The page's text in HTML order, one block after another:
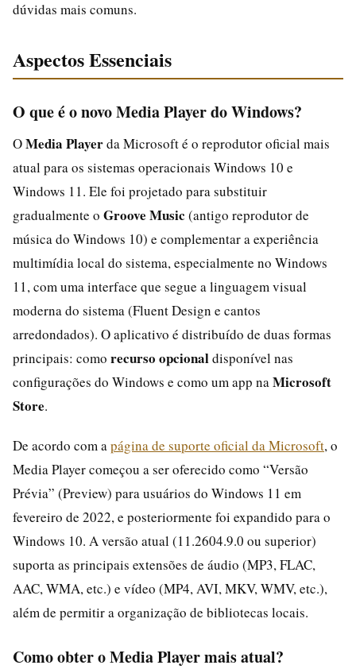
dúvidas mais comuns.
Aspectos Essenciais
O que é o novo Media Player do Windows?
OMedia Playerda Microsoft é o reprodutor oficial mais
atual para os sistemas operacionais Windows 10 e
Windows 11. Ele foi projetado para substituir
gradualmente o Groove Music (antigo reprodutor de
música do Windows 10) e complementar a experiência
multimídia local do sistema, especialmente no Windows
11, com uma interface que segue a linguagem visual
moderna do sistema (Fluent Design e cantos
arredondados). O aplicativo é distribuído de duas formas
principais: como recurso opcionaldisponível nas
configurações do Windows e como um app na Microsoft
Store.
De acordo com a página de suporte oficial da Microsoft, o
Media Player começou a ser oferecido como “Versão
Prévia” (Preview) para usuários do Windows 11 em
fevereiro de 2022, e posteriormente foi expandido para o
Windows 10. A versão atual (11.2604.9.0 ou superior)
suporta as principais extensões de áudio (MP3, FLAC,
AAC, WMA, etc.) e vídeo (MP4, AVI, MKV, WMV, etc.),
além de permitir a organização de bibliotecas locais.
Como obter o Media Player mais atual?